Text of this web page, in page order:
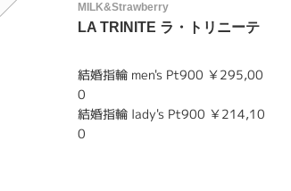
MILK&Strawberry
LA TRINITE ラ・トリニーテ
結婚指輪 men's Pt900 ￥295,00
0
結婚指輪 lady's Pt900 ￥214,10
0